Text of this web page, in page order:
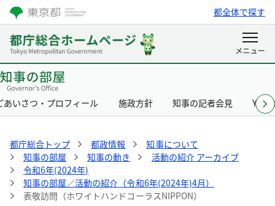
都全体で探す
あいさつ・プロフィール 施政方針 知事の記者会見
都庁総合トップ 都政情報
知事について
知事の部屋
知事の動き
活動の紹介 アーカイブ
令和6年(2024年)
知事の部屋／活動の紹介（令和6年(2024年)4月）
表敬訪問（ホワイトハンドコーラスNIPPON）